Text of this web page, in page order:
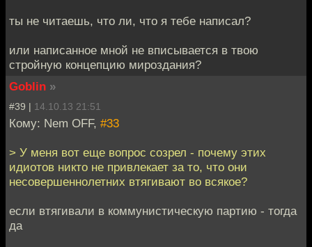
ты не читаешь, что ли, что я тебе написал?
или написанное мной не вписывается в твою
стройную концепцию мироздания?
Goblin »
#39 | 14.10.13 21:51
Кому: Nem OFF, #33
> У меня вот еще вопрос созрел - почему этих
идиотов никто не привлекает за то, что они
несовершеннолетних втягивают во всякое?
если втягивали в коммунистическую партию - тогда
да